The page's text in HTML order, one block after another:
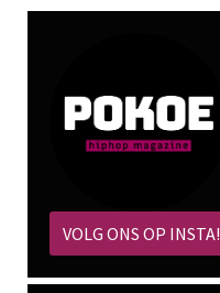
VOLG ONS OP INSTA!